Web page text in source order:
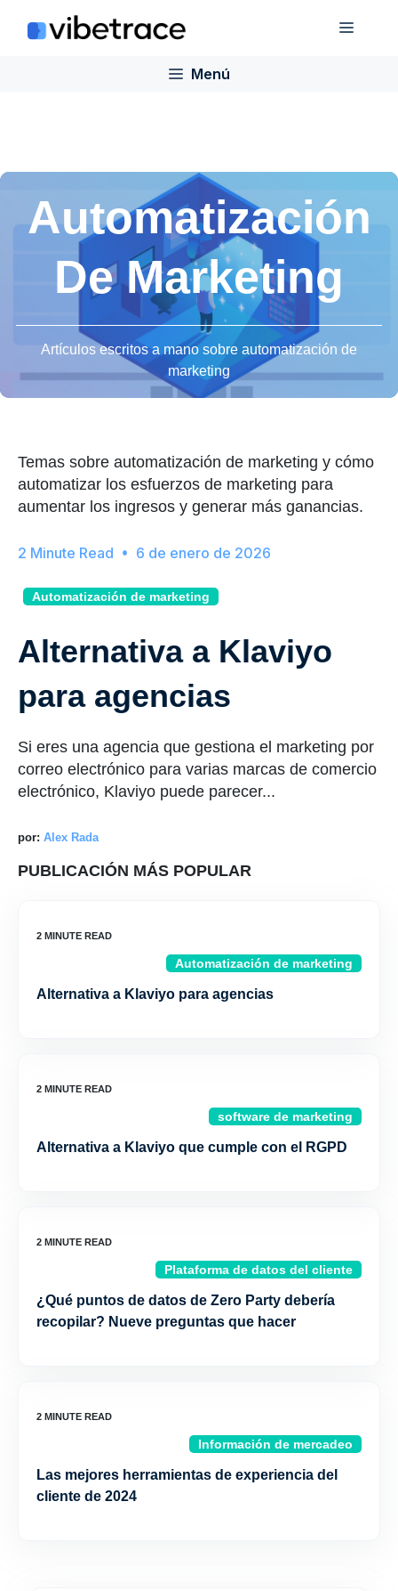
Menú
Menú
Automatización
De Marketing
Artículos escritos a mano sobre automatización de
marketing
Temas sobre automatización de marketing y cómo
automatizar los esfuerzos de marketing para
aumentar los ingresos y generar más ganancias.
6 de enero de 2026
Automatización de marketing
Alternativa a Klaviyo
para agencias
Si eres una agencia que gestiona el marketing por
correo electrónico para varias marcas de comercio
electrónico, Klaviyo puede parecer...
por: Alex Rada
PUBLICACIÓN MÁS POPULAR
Automatización de marketing
Alternativa a Klaviyo para agencias
software de marketing
Alternativa a Klaviyo que cumple con el RGPD
Plataforma de datos del cliente
¿Qué puntos de datos de Zero Party debería
recopilar? Nueve preguntas que hacer
Información de mercadeo
Las mejores herramientas de experiencia del
cliente de 2024